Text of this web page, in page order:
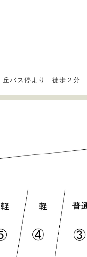
バス停より 徒歩２分